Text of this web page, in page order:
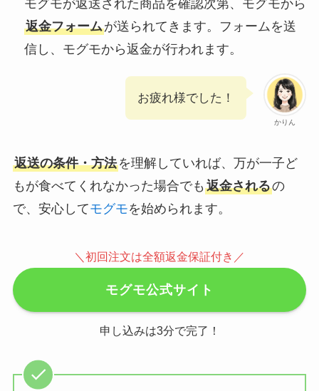
モグモが返送された商品を確認次第、モグモから
返金フォームが送られてきます。フォームを送
信し、モグモから返金が行われます。
かりん
お疲れ様でした！
返送の条件・方法を理解していれば、万が一子ど
もが食べてくれなかった場合でも 返金されるの
で、安心してモグモを始められます。
＼初回注文は全額返金保証付き／
モグモ公式サイト
申し込みは3分で完了！